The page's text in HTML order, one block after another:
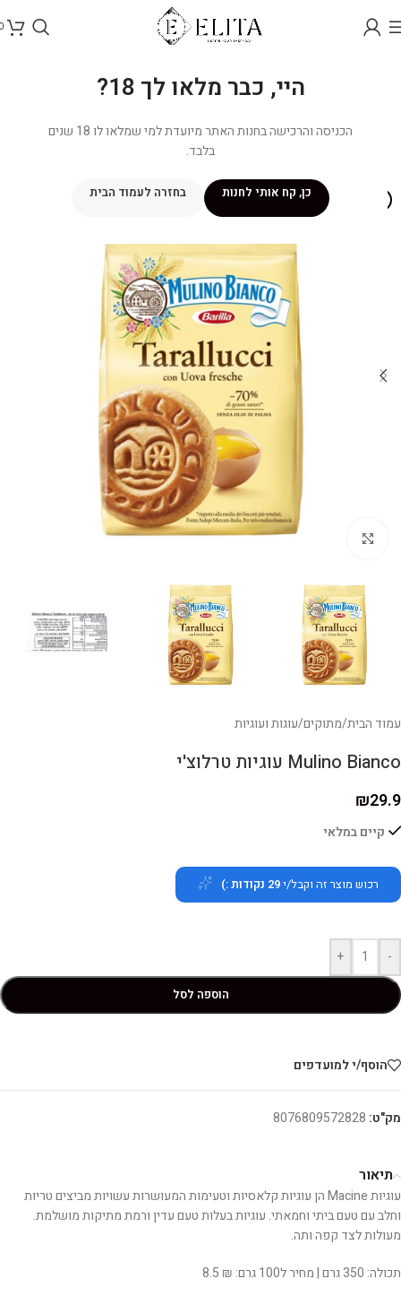
היי, כבר מלאו לך 18?
הכניסה והרכישה בחנות האתר מיועדת למי שמלאו לו 18 שנים
בלבד.
כן, קח אותי לחנות בחזרה לעמוד הבית
לחצו להגדלה
עמוד הבית/מתוקים/עוגות ועוגיות
Mulino Bianco עוגיות טרלוצ'י
₪29.9
קיים במלאי
רכוש מוצר זה וקבל/י29 נקודות :)
-
+
הוספה לסל
הוסף/י למועדפים
מק"ט: 8076809572828
תיאור
עוגיות Macine הן עוגיות קלאסיות וטעימות המעושרות עשויות מביצים טריות
וחלב עם טעם ביתי וחמאתי. עוגיות בעלות טעם עדין ורמת מתיקות מושלמת.
מעולות לצד קפה ותה.
תכולה: 350 גרם | מחיר ל100 גרם: ₪ 8.5